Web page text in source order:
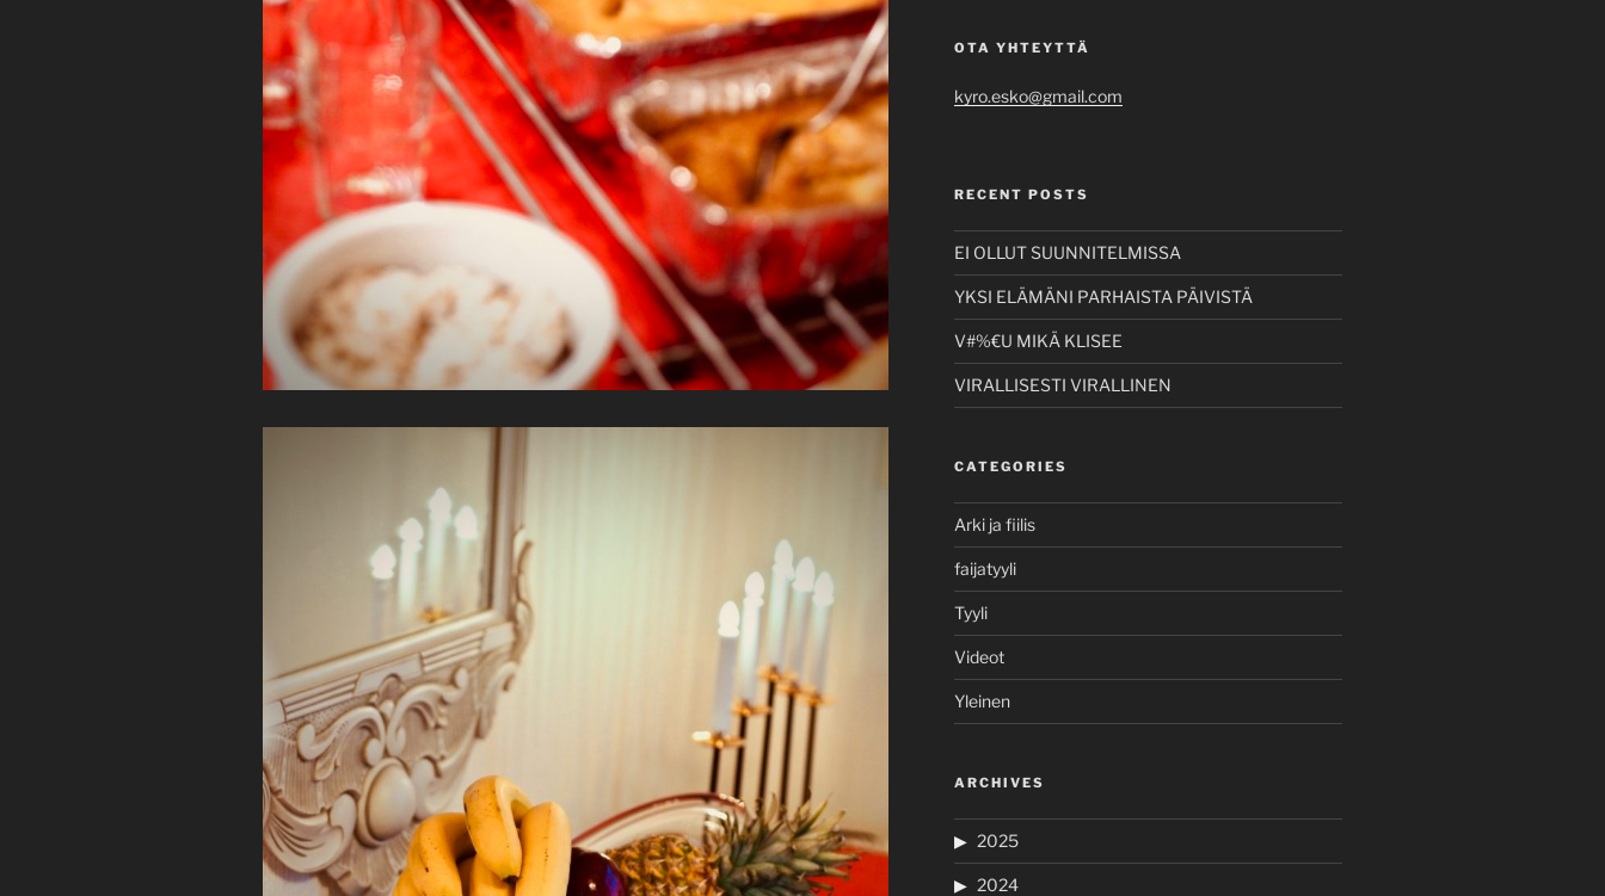
OTA YHTEYTTÄ
kyro.esko@gmail.com
RECENT POSTS
EI OLLUT SUUNNITELMISSA
YKSI ELÄMÄNI PARHAISTA PÄIVISTÄ
V#%€U MIKÄ KLISEE
VIRALLISESTI VIRALLINEN
CATEGORIES
Arki ja fiilis
faijatyyli
Tyyli
Videot
Yleinen
ARCHIVES
2025
2024